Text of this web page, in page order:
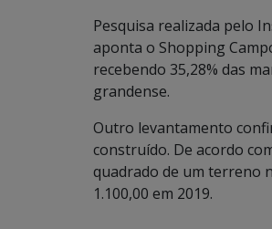
Pesquisa realizada pelo
aponta o Shopping
recebendo 35,28% das
grandense.
Outro levantamento
construído. De acordo
quadrado de um terreno
1.100,00 em 2019.